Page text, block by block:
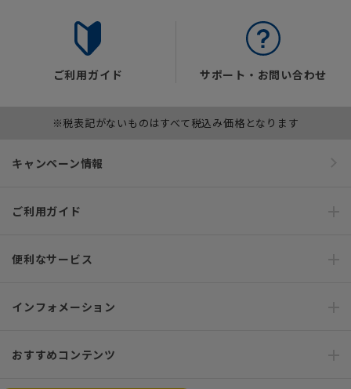
ご利用ガイド サポート・お問い合わせ
※税表記がないものはすべて税込み価格となります
キャンペーン情報
ご利用ガイド
便利なサービス
インフォメーション
おすすめコンテンツ